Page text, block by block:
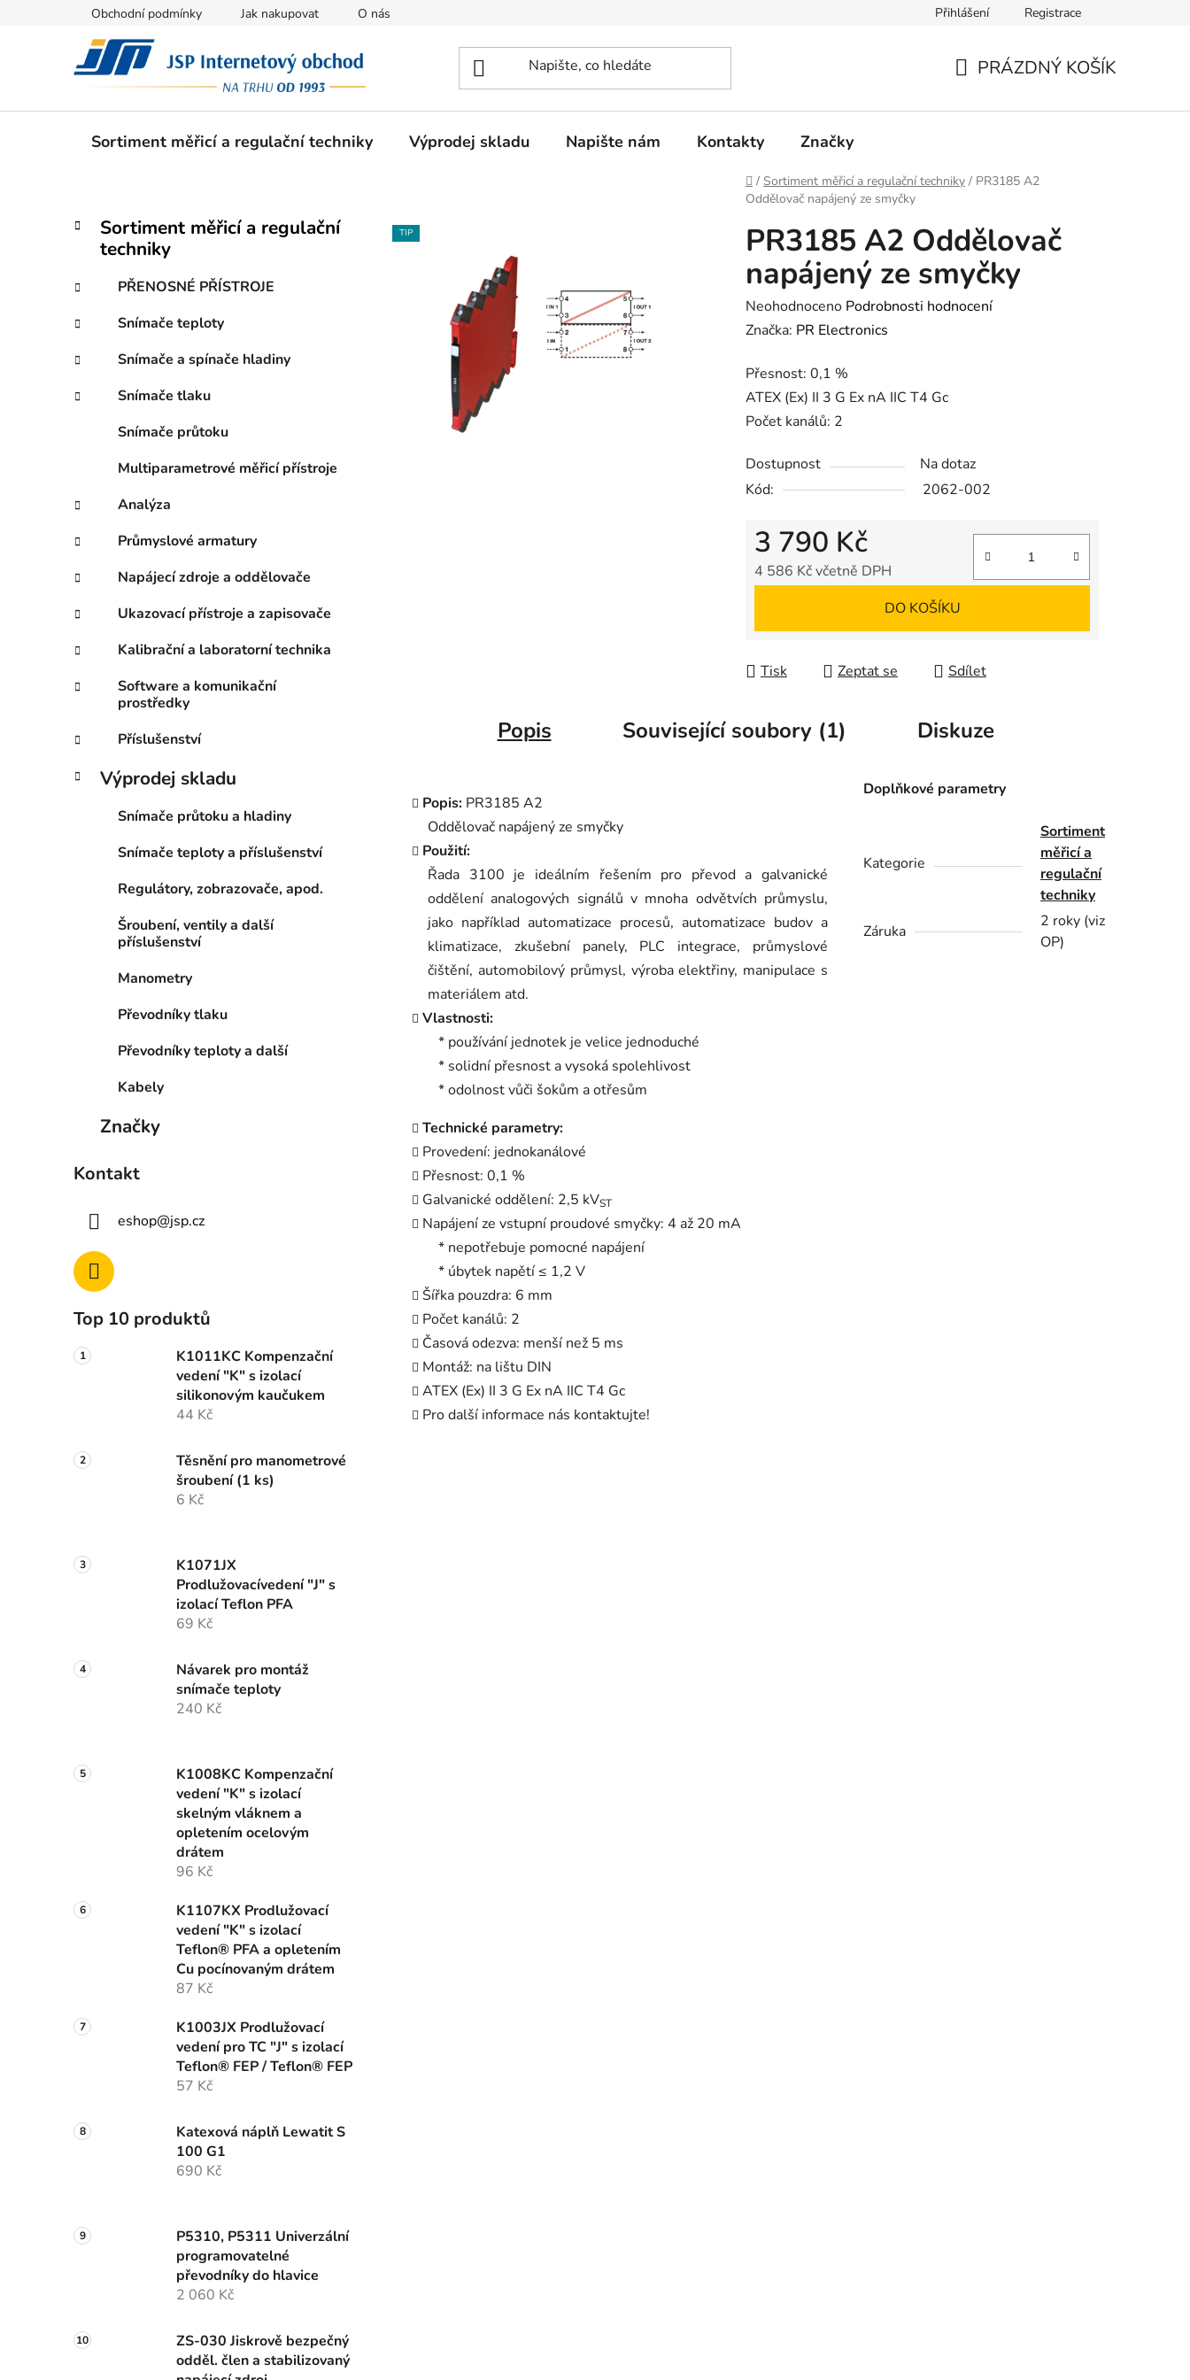
Obchodní podmínky Jak nakupovat O nás Přihlášení Registrace
PRÁZDNÝ KOŠÍK
Sortiment měřicí a regulační techniky Výprodej skladu Napište nám Kontakty Značky
Domů
/ Sortiment měřicí a regulační techniky / PR3185 A2
Oddělovač napájený ze smyčky
P
t
a
n
í
e
l
Přeskočit
kategorie
K
a
g
r
i
e
Sortiment měřicí a regulační
techniky
PŘENOSNÉ PŘÍSTROJE
Snímače teploty
Snímače a spínače hladiny
Snímače tlaku
Snímače průtoku
Multiparametrové měřicí přístroje
Analýza
Průmyslové armatury
Napájecí zdroje a oddělovače
Ukazovací přístroje a zapisovače
Kalibrační a laboratorní technika
Software a komunikační
prostředky
Příslušenství
Výprodej skladu
Snímače průtoku a hladiny
Snímače teploty a příslušenství
Regulátory, zobrazovače, apod.
Šroubení, ventily a další
příslušenství
Manometry
Převodníky tlaku
Převodníky teploty a další
Kabely
Značky
Kontakt
eshop@jsp.cz
Top 10 produktů
K1011KC Kompenzační
vedení "K" s izolací
silikonovým kaučukem
44 Kč
Těsnění pro manometrové
šroubení (1 ks)
6 Kč
K1071JX
Prodlužovacívedení "J" s
izolací Teflon PFA
69 Kč
Návarek pro montáž
snímače teploty
240 Kč
K1008KC Kompenzační
vedení "K" s izolací
skelným vláknem a
opletením ocelovým
drátem
96 Kč
K1107KX Prodlužovací
vedení "K" s izolací
Teflon® PFA a opletením
Cu pocínovaným drátem
87 Kč
K1003JX Prodlužovací
vedení pro TC "J" s izolací
Teflon® FEP / Teflon® FEP
57 Kč
Katexová náplň Lewatit S
100 G1
690 Kč
P5310, P5311 Univerzální
programovatelné
převodníky do hlavice
2 060 Kč
ZS-030 Jiskrově bezpečný
odděl. člen a stabilizovaný
PR3185 A2 Oddělovač
napájený ze smyčky
Průměrné
hodnocení
je
0,0
z
hvězdiček.
Neohodnoceno Podrobnosti hodnocení
Značka: PR Electronics
Přesnost: 0,1 %
ATEX (Ex) II 3 G Ex nA IIC T4 Gc
Počet kanálů: 2
Dostupnost
Na dotaz
Kód:
2062-002
3 790 Kč
4 586 Kč včetně DPH
DO KOŠÍKU
Tisk Zeptat se Sdílet
TIP
Popis Související soubory (1) Diskuze
Popis: PR3185 A2
Oddělovač napájený ze smyčky
Použití:
Řada 3100 je ideálním řešením pro převod a galvanické
oddělení analogových signálů v mnoha odvětvích průmyslu,
jako například automatizace procesů, automatizace budov a
klimatizace, zkušební panely, PLC integrace, průmyslové
čištění, automobilový průmysl, výroba elektřiny, manipulace s
materiálem atd.
Vlastnosti:
* používání jednotek je velice jednoduché
* solidní přesnost a vysoká spolehlivost
* odolnost vůči šokům a otřesům
Technické parametry:
Provedení: jednokanálové
Přesnost: 0,1 %
Galvanické oddělení: 2,5 kVST
Napájení ze vstupní proudové smyčky: 4 až 20 mA
* nepotřebuje pomocné napájení
* úbytek napětí ≤ 1,2 V
Šířka pouzdra: 6 mm
Počet kanálů: 2
Časová odezva: menší než 5 ms
Montáž: na lištu DIN
ATEX (Ex) II 3 G Ex nA IIC T4 Gc
Pro další informace nás kontaktujte!
Doplňkové parametry
Kategorie
Sortiment
měřicí a
regulační
techniky
Záruka
2 roky (viz
OP)